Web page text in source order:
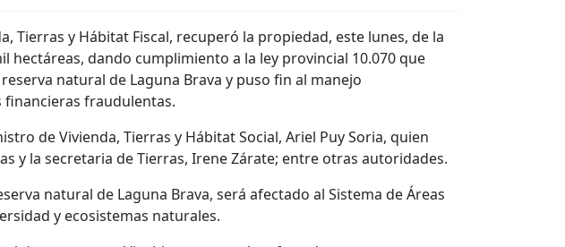
Tierras y Hábitat Fiscal, recuperó la propiedad, este lunes, de la
hectáreas, dando cumplimiento a la ley provincial 10.070 que
natural de Laguna Brava y puso fin al manejo
fraudulentas.
de Vivienda, Tierras y Hábitat Social, Ariel Puy Soria, quien
y la secretaria de Tierras, Irene Zárate; entre otras autoridades.
natural de Laguna Brava, será afectado al Sistema de Áreas
y ecosistemas naturales.